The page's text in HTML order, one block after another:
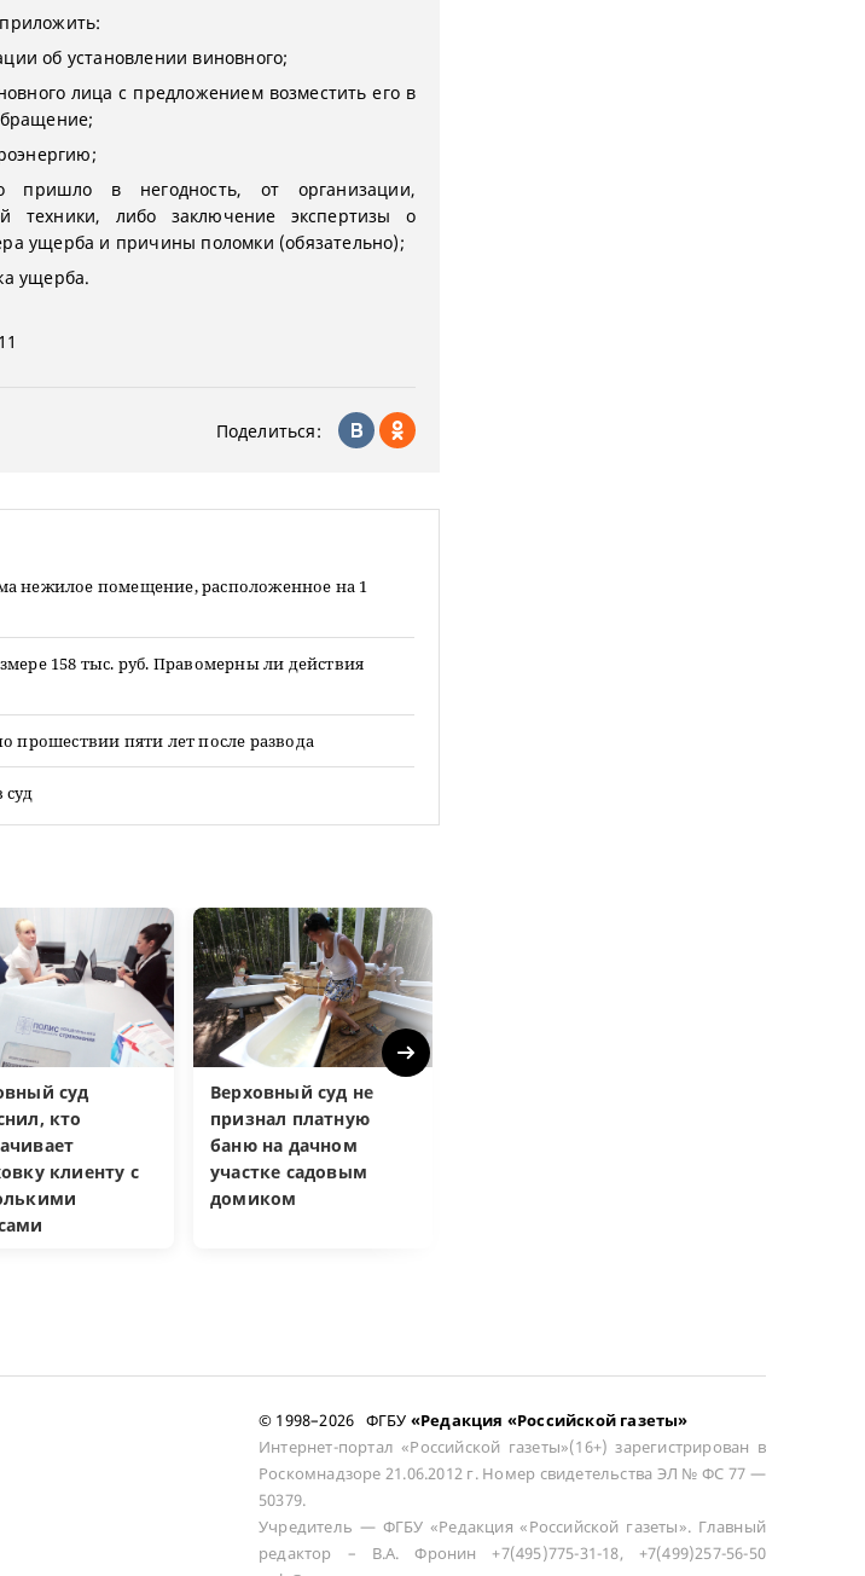
об установлении виновного;
лица с предложением возместить его в
в негодность, от организации,
техники, либо заключение экспертизы о
ущерба и причины поломки (обязательно);
ущерба.
11
Поделиться:
нежилое помещение, расположенное на 1
158 тыс. руб. Правомерны ли действия
прошествии пяти лет после развода
суд
кто
клиенту с
Верховный суд не
признал платную
баню на дачном
участке садовым
домиком
Next
© 1998–2026 ФГБУ «Редакция «Российской газеты»
Интернет-портал «Российской газеты»(16+) зарегистрирован в
Роскомнадзоре 21.06.2012 г. Номер свидетельства ЭЛ № ФС 77 —
50379.
Учредитель — ФГБУ «Редакция «Российской газеты». Главный
редактор – В.А. Фронин +7(495)775-31-18, +7(499)257-56-50